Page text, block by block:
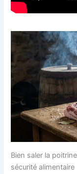
Bien saler la
sécurité alimentaire